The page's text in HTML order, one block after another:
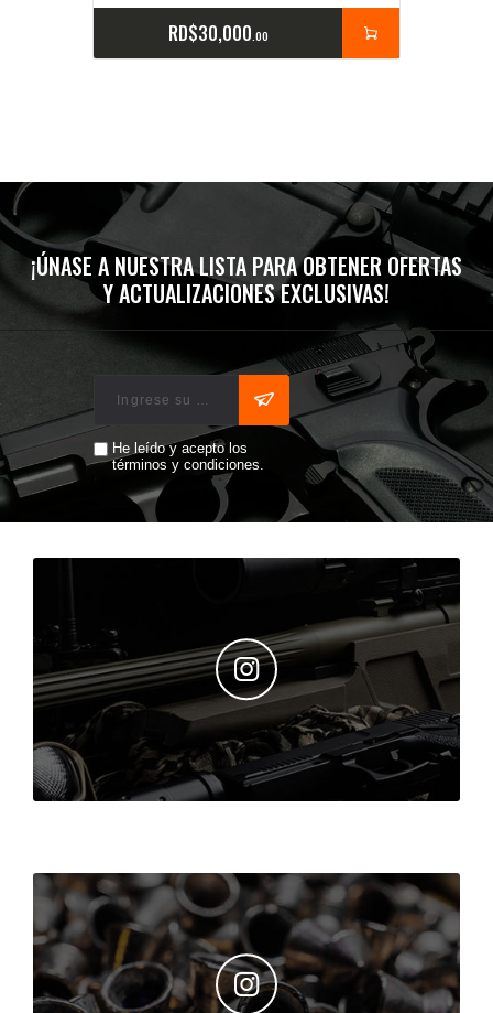
RD$30,000 00
¡ÚNASE A NUESTRA LISTA PARA OBTENER OFERTAS
Y ACTUALIZACIONES EXCLUSIVAS!
He leído y acepto los
términos y condiciones.